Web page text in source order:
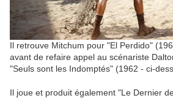
Il retrouve Mitchum pour "El Perdido"
avant de refaire appel au scénariste
"Seuls sont les Indomptés" (1962 - ci-
Il joue et produit également "Le Dernier